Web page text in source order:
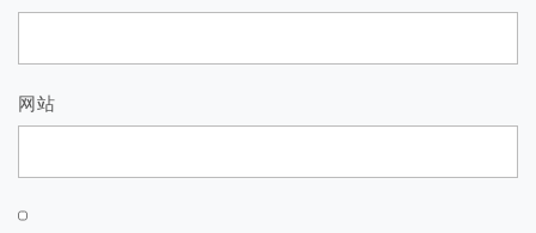
网站